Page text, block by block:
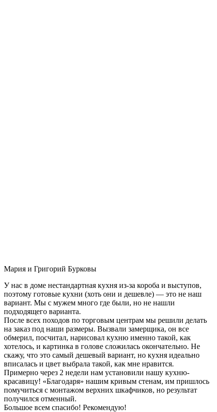
Мария и Григорий Бурковы
У нас в доме нестандартная кухня из-за короба и выступов,
поэтому готовые кухни (хоть они и дешевле) — это не наш
вариант. Мы с мужем много где были, но не нашли
подходящего варианта.
После всех походов по торговым центрам мы решили делать
на заказ под наши размеры. Вызвали замерщика, он все
обмерил, посчитал, нарисовал кухню именно такой, как
хотелось, и картинка в голове сложилась окончательно. Не
скажу, что это самый дешевый вариант, но кухня идеально
вписалась и цвет выбрала такой, как мне нравится.
Примерно через 2 недели нам установили нашу кухню-
красавицу! «Благодаря» нашим кривым стенам, им пришлось
помучиться с монтажом верхних шкафчиков, но результат
получился отменный.
Большое всем спасибо! Рекомендую!